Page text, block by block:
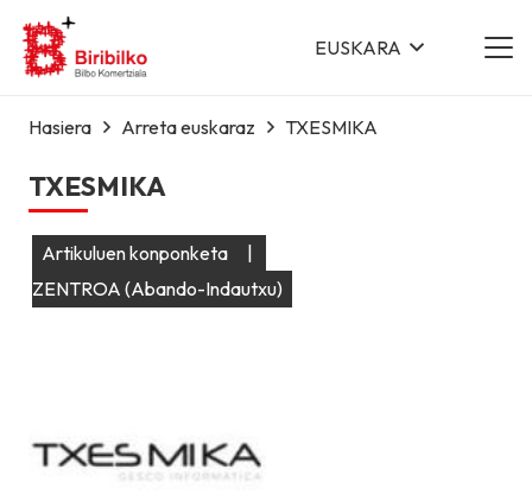
EUSKARA
Hasiera Arreta euskaraz TXESMIKA
TXESMIKA
Artikuluen konponketa
|
ZENTROA (Abando-Indautxu)